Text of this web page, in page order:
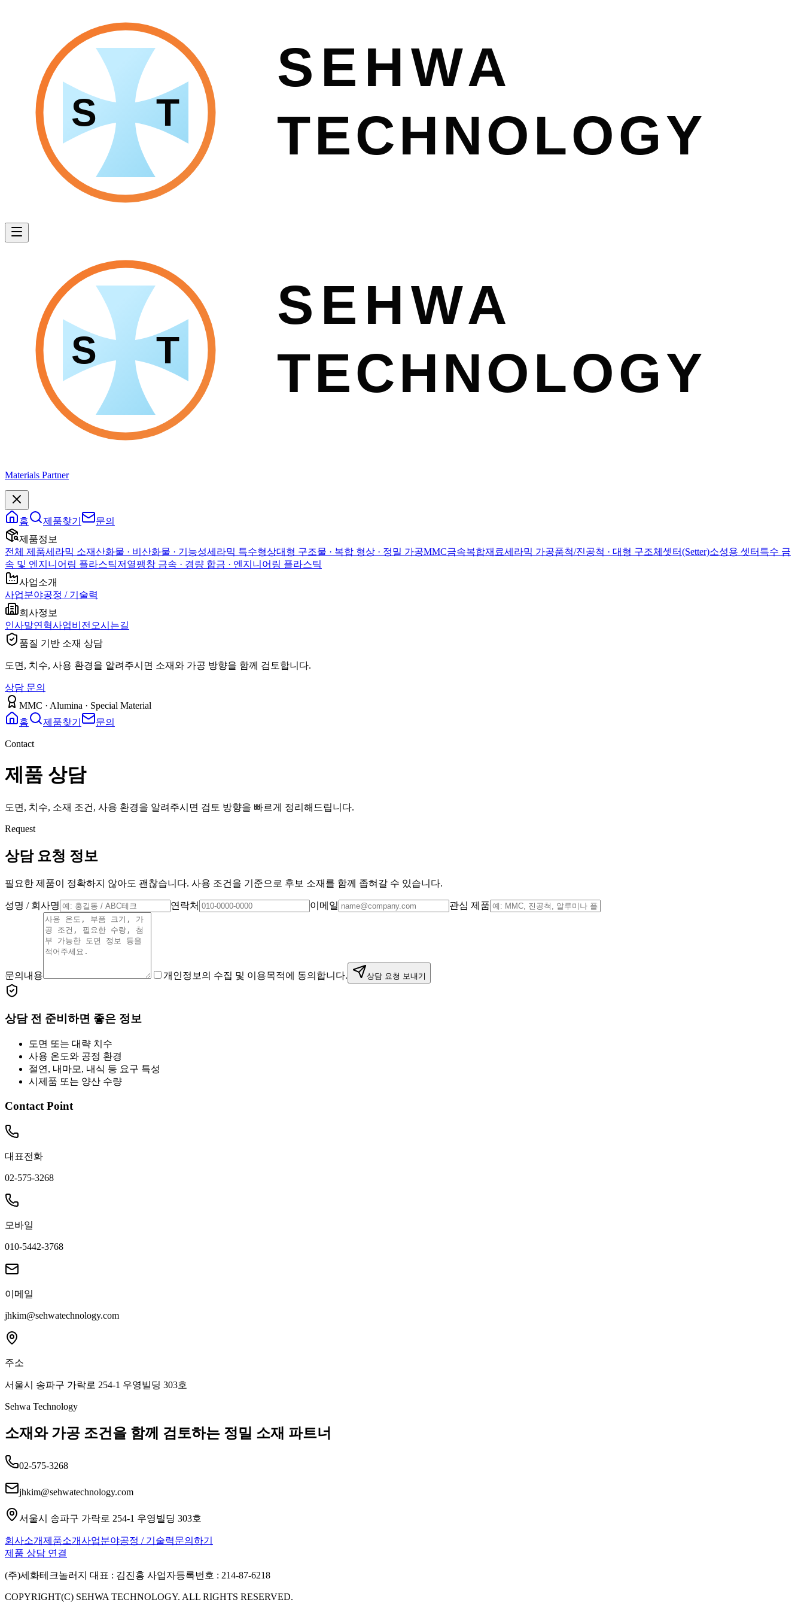
Materials Partner
홈 제품찾기
문의
제품정보
전체 제품세라믹 소재산화물 · 비산화물 · 기능성세라믹 특수형상대형 구조물 · 복합 형상 · 정밀 가공MMC금속복합재료세라믹 가공품척/진공척 · 대형 구조체 셋터(Setter)소성용 셋터 특수 금
속 및 엔지니어링 플라스틱저열팽창 금속 · 경량 합금 · 엔지니어링 플라스틱
사업소개
사업분야공정 / 기술력
회사정보
인사말연혁사업비전 오시는길
품질 기반 소재 상담
도면, 치수, 사용 환경을 알려주시면 소재와 가공 방향을 함께 검토합니다.
상담 문의
MMC · Alumina · Special Material
홈
제품찾기 문의
Contact
제품 상담
도면, 치수, 소재 조건, 사용 환경을 알려주시면 검토 방향을 빠르게 정리해드립니다.
Request
상담 요청 정보
필요한 제품이 정확하지 않아도 괜찮습니다. 사용 조건을 기준으로 후보 소재를 함께 좁혀갈 수 있습니다.
성명 / 회사명 연락처 이메일 관심 제품
문의내용 개인정보의 수집 및 이용목적에 동의합니다. 상담 요청 보내기
상담 전 준비하면 좋은 정보
도면 또는 대략 치수
사용 온도와 공정 환경
절연, 내마모, 내식 등 요구 특성
시제품 또는 양산 수량
Contact Point
대표전화
02-575-3268
모바일
010-5442-3768
이메일
jhkim@sehwatechnology.com
주소
서울시 송파구 가락로 254-1 우영빌딩 303호
Sehwa Technology
소재와 가공 조건을 함께 검토하는 정밀 소재 파트너
02-575-3268
jhkim@sehwatechnology.com
서울시 송파구 가락로 254-1 우영빌딩 303호
회사소개제품소개사업분야공정 / 기술력문의하기
제품 상담 연결
(주)세화테크놀러지 대표 : 김진홍 사업자등록번호 : 214-87-6218
COPYRIGHT(C) SEHWA TECHNOLOGY. ALL RIGHTS RESERVED.